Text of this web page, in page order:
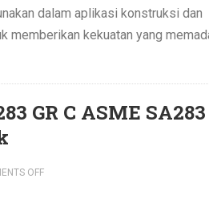
dalam aplikasi konstruksi dan
memberikan kekuatan yang
GR C ASME SA283
OFF